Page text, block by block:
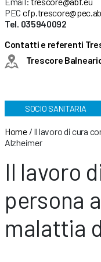
PEC
Tel. 035940092
Contatti e referenti
Trescore
SOCIO SANITARIA
Home/ Il lavoro di cura
Alzheimer
Il lavoro
persona
malattia